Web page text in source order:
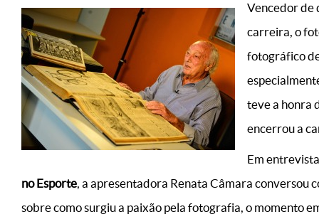
Vencedor de
carreira, o
fotográfico
teve a honra
encerrou a
Em
no Esporte, a apresentadora Renata Câmara conversou
sobre como surgiu a paixão pela fotografia, o momento